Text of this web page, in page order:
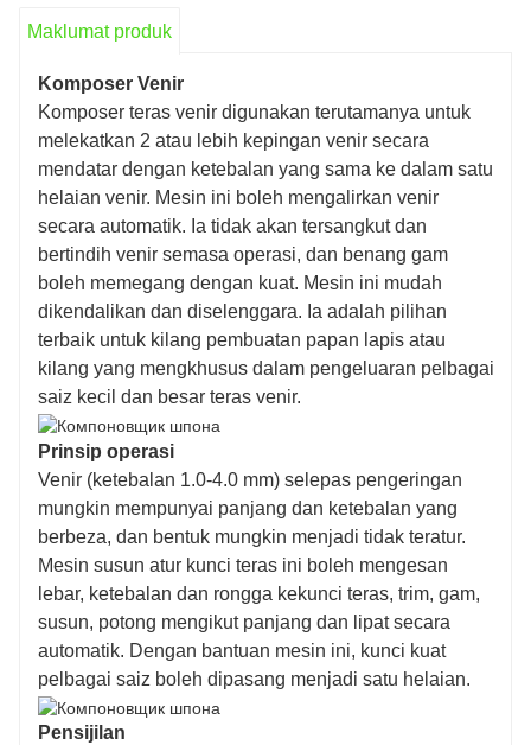
Maklumat produk
Komposer Venir
Komposer teras venir digunakan terutamanya untuk
melekatkan 2 atau lebih kepingan venir secara
mendatar dengan ketebalan yang sama ke dalam satu
helaian venir. Mesin ini boleh mengalirkan venir
secara automatik. Ia tidak akan tersangkut dan
bertindih venir semasa operasi, dan benang gam
boleh memegang dengan kuat. Mesin ini mudah
dikendalikan dan diselenggara. Ia adalah pilihan
terbaik untuk kilang pembuatan papan lapis atau
kilang yang mengkhusus dalam pengeluaran pelbagai
saiz kecil dan besar teras venir.
Prinsip operasi
Venir (ketebalan 1.0-4.0 mm) selepas pengeringan
mungkin mempunyai panjang dan ketebalan yang
berbeza, dan bentuk mungkin menjadi tidak teratur.
Mesin susun atur kunci teras ini boleh mengesan
lebar, ketebalan dan rongga kekunci teras, trim, gam,
susun, potong mengikut panjang dan lipat secara
automatik. Dengan bantuan mesin ini, kunci kuat
pelbagai saiz boleh dipasang menjadi satu helaian.
Pensijilan